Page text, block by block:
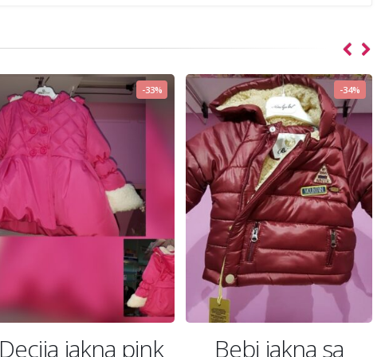
-33%
Decija jakna pink
-34%
Bebi jakna sa